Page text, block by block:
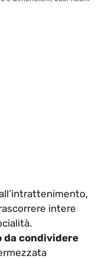
intere
da condividere